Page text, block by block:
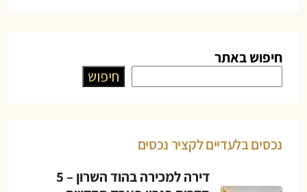
חיפוש באתר
חיפוש
נכסים בלעדיים לקציר נכסים
דירה למכירה בהוד השרון – 5